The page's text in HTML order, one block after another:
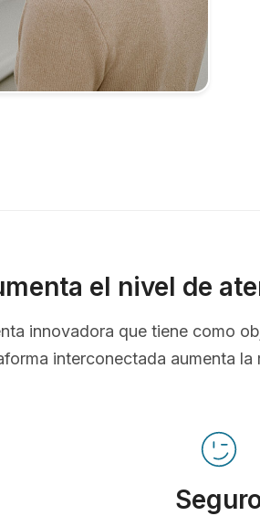
el nivel de
innovadora que tiene como
interconectada aumenta